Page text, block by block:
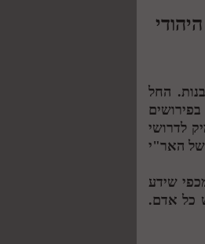
החל
לדרושי
של האר"י
שידע
כל אדם.